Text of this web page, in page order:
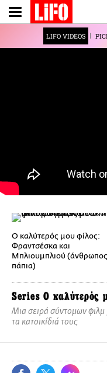
Παράκαμψη
προς
κυρίως
LIFO VIDEOS
Series O καλύτερός
Μια σειρά σύντομων φιλμ
τα κατοικίδιά τους
O καλύτερός μου φίλος:
Φραντσέσκα και
Μπλιουμπλιού (άνθρωπος
πάπια)